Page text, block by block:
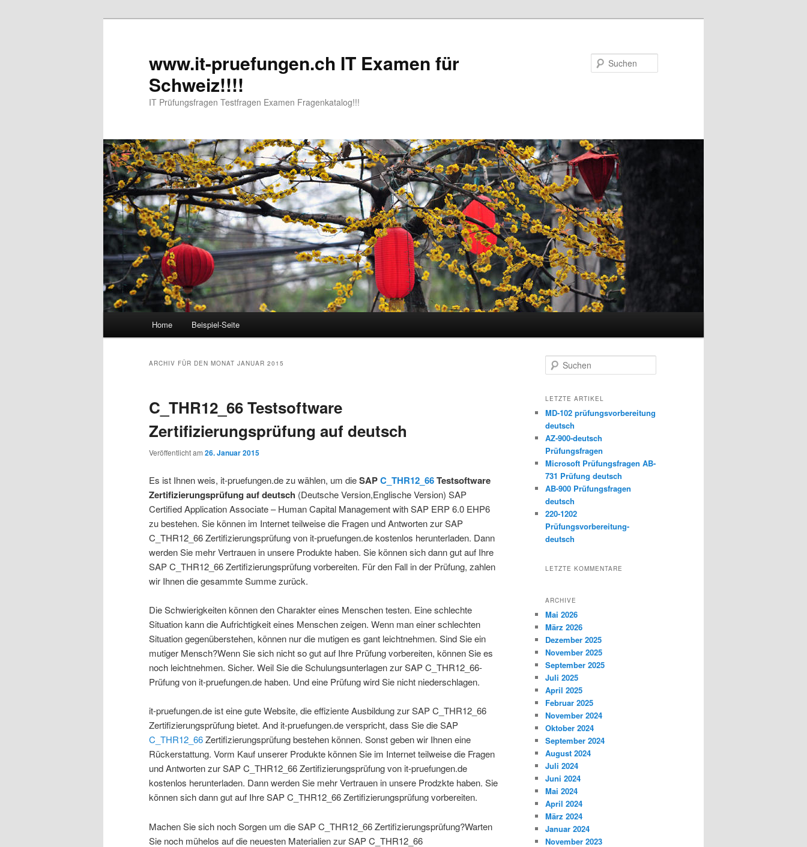
www.it-pruefungen.ch IT Examen für
Schweiz!!!!
IT Prüfungsfragen Testfragen Examen Fragenkatalog!!!
Zum Inhalt wechseln
Zum sekundären Inhalt wechseln
Home Beispiel-Seite
ARCHIV FÜR DEN MONAT JANUAR 2015
C_THR12_66 Testsoftware
Zertifizierungsprüfung auf deutsch
Veröffentlicht am 26. Januar 2015
Es ist Ihnen weis, it-pruefungen.de zu wählen, um dieSAPC_THR12_66Testsoftware
Zertifizierungsprüfung auf deutsch (Deutsche Version,Englische Version) SAP
Certified Application Associate – Human Capital Management with SAP ERP 6.0 EHP6
zu bestehen. Sie können im Internet teilweise die Fragen und Antworten zur SAP
C_THR12_66 Zertifizierungsprüfung von it-pruefungen.de kostenlos herunterladen. Dann
werden Sie mehr Vertrauen in unsere Produkte haben. Sie können sich dann gut auf Ihre
SAP C_THR12_66 Zertifizierungsprüfung vorbereiten. Für den Fall in der Prüfung, zahlen
wir Ihnen die gesammte Summe zurück.
Die Schwierigkeiten können den Charakter eines Menschen testen. Eine schlechte
Situation kann die Aufrichtigkeit eines Menschen zeigen. Wenn man einer schlechten
Situation gegenüberstehen, können nur die mutigen es gant leichtnehmen. Sind Sie ein
mutiger Mensch?Wenn Sie sich nicht so gut auf Ihre Prüfung vorbereiten, können Sie es
noch leichtnehmen. Sicher. Weil Sie die Schulungsunterlagen zur SAP C_THR12_66-
Prüfung von it-pruefungen.de haben. Und eine Prüfung wird Sie nicht niederschlagen.
it-pruefungen.de ist eine gute Website, die effiziente Ausbildung zur SAP C_THR12_66
Zertifizierungsprüfung bietet. And it-pruefungen.de verspricht, dass Sie die SAP
C_THR12_66Zertifizierungsprüfung bestehen können. Sonst geben wir Ihnen eine
Rückerstattung. Vorm Kauf unserer Produkte können Sie im Internet teilweise die Fragen
und Antworten zur SAP C_THR12_66 Zertifizierungsprüfung von it-pruefungen.de
kostenlos herunterladen. Dann werden Sie mehr Vertrauen in unsere Prodzkte haben. Sie
können sich dann gut auf Ihre SAP C_THR12_66 Zertifizierungsprüfung vorbereiten.
Machen Sie sich noch Sorgen um die SAP C_THR12_66 Zertifizierungsprüfung?Warten
Sie noch mühelos auf die neuesten Materialien zur SAP C_THR12_66
Suchen
LETZTE ARTIKEL
MD-102 prüfungsvorbereitung
deutsch
AZ-900-deutsch
Prüfungsfragen
Microsoft Prüfungsfragen AB-
731 Prüfung deutsch
AB-900 Prüfungsfragen
deutsch
220-1202
Prüfungsvorbereitung-
deutsch
LETZTE KOMMENTARE
ARCHIVE
Mai 2026
März 2026
Dezember 2025
November 2025
September 2025
Juli 2025
April 2025
Februar 2025
November 2024
Oktober 2024
September 2024
August 2024
Juli 2024
Juni 2024
Mai 2024
April 2024
März 2024
Januar 2024
November 2023